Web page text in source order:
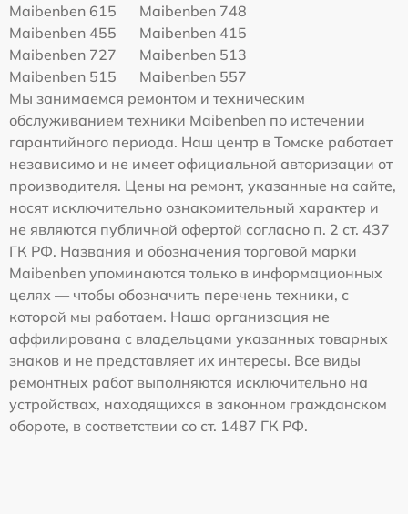
Maibenben 615
Maibenben 748
Maibenben 455
Maibenben 415
Maibenben 727
Maibenben 513
Maibenben 515
Maibenben 557
Мы занимаемся ремонтом и техническим
обслуживанием техники Maibenben по истечении
гарантийного периода. Наш центр в Томске работает
независимо и не имеет официальной авторизации от
производителя. Цены на ремонт, указанные на сайте,
носят исключительно ознакомительный характер и
не являются публичной офертой согласно п. 2 ст. 437
ГК РФ. Названия и обозначения торговой марки
Maibenben упоминаются только в информационных
целях — чтобы обозначить перечень техники, с
которой мы работаем. Наша организация не
аффилирована с владельцами указанных товарных
знаков и не представляет их интересы. Все виды
ремонтных работ выполняются исключительно на
устройствах, находящихся в законном гражданском
обороте, в соответствии со ст. 1487 ГК РФ.